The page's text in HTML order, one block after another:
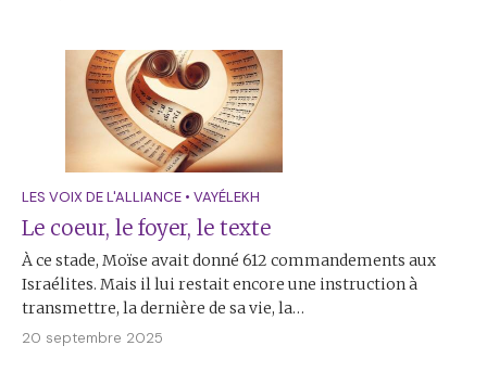
LES VOIX DE L'ALLIANCE • VAYÉLEKH
Le coeur, le foyer, le texte
À ce stade, Moïse avait donné 612 commandements aux
Israélites. Mais il lui restait encore une instruction à
transmettre, la dernière de sa vie, la…
20 septembre 2025